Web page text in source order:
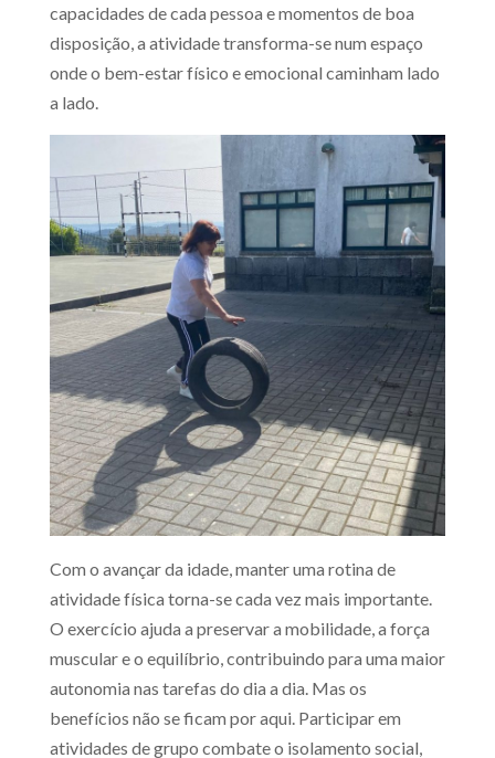
capacidades de cada pessoa e momentos de boa
disposição, a atividade transforma-se num espaço
onde o bem-estar físico e emocional caminham lado
a lado.
Com o avançar da idade, manter uma rotina de
atividade física torna-se cada vez mais importante.
O exercício ajuda a preservar a mobilidade, a força
muscular e o equilíbrio, contribuindo para uma maior
autonomia nas tarefas do dia a dia. Mas os
benefícios não se ficam por aqui. Participar em
atividades de grupo combate o isolamento social,